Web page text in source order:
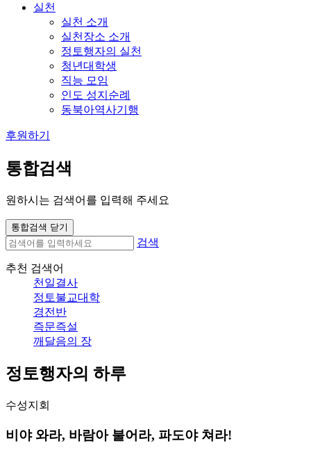
실천
실천 소개
실천장소 소개
정토행자의 실천
청년대학생
직능 모임
인도 성지순례
동북아역사기행
후원하기
통합검색
원하시는 검색어를 입력해 주세요
통합검색 닫기
검색
추천 검색어
천일결사
정토불교대학
경전반
즉문즉설
깨달음의 장
정토행자의 하루
수성지회
비야 와라, 바람아 불어라, 파도야 쳐라!